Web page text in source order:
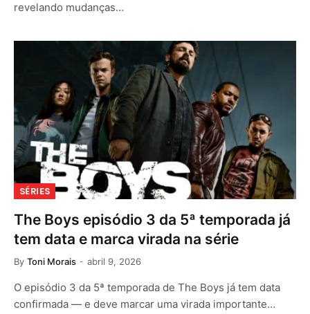
revelando mudanças…
SÉRIES
The Boys episódio 3 da 5ª temporada já
tem data e marca virada na série
By Toni Morais abril 9, 2026
O episódio 3 da 5ª temporada de The Boys já tem data
confirmada — e deve marcar uma virada importante…